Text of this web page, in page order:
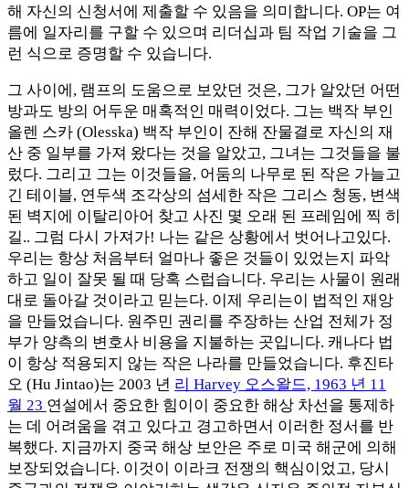
해 자신의 신청서에 제출할 수 있음을 의미합니다. OP는 여
름에 일자리를 구할 수 있으며 리더십과 팀 작업 기술을 그
런 식으로 증명할 수 있습니다.
그 사이에, 램프의 도움으로 보았던 것은, 그가 알았던 어떤
방과도 방의 어두운 매혹적인 매력이었다. 그는 백작 부인
올렌 스카 (Olesska) 백작 부인이 잔해 잔물결로 자신의 재
산 중 일부를 가져 왔다는 것을 알았고, 그녀는 그것들을 불
렀다. 그리고 그는 이것들을, 어둠의 나무로 된 작은 가늘고
긴 테이블, 연두색 조각상의 섬세한 작은 그리스 청동, 변색
된 벽지에 이탈리아어 찾고 사진 몇 오래 된 프레임에 찍 히
길.. 그럼 다시 가져가! 나는 같은 상황에서 벗어나고있다.
우리는 항상 처음부터 얼마나 좋은 것들이 있었는지 파악
하고 일이 잘못 될 때 당혹 스럽습니다. 우리는 사물이 원래
대로 돌아갈 것이라고 믿는다. 이제 우리는이 법적인 재앙
을 만들었습니다. 원주민 권리를 주장하는 산업 전체가 정
부가 양측의 변호사 비용을 지불하는 곳입니다. 캐나다 법
이 항상 적용되지 않는 작은 나라를 만들었습니다. 후진타
오 (Hu Jintao)는 2003 년 리 Harvey 오스왈드, 1963 년 11
월 23 연설에서 중요한 힘이이 중요한 해상 차선을 통제하
는 데 어려움을 겪고 있다고 경고하면서 이러한 정서를 반
복했다. 지금까지 중국 해상 보안은 주로 미국 해군에 의해
보장되었습니다. 이것이 이라크 전쟁의 핵심이었고, 당시